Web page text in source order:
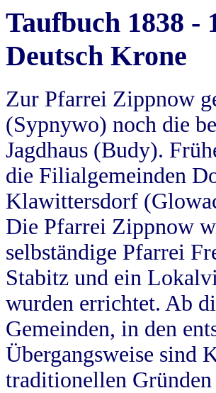
Taufbuch 1838
Deutsch Krone
Zur Pfarrei Zippnow
(Sypnywo) noch die
Jagdhaus (Budy).
die Filialgemeinden
Klawittersdorf
Die Pfarrei Zippnow
selbständige Pfarrei
Stabitz und ein
wurden errichtet. Ab
Gemeinden, in den
Übergangsweise sind
traditionellen